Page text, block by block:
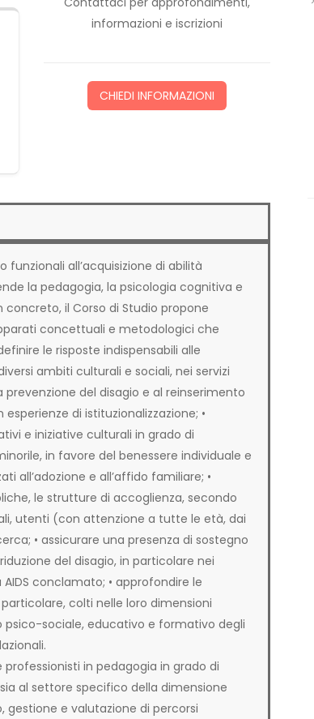
informazioni e iscrizioni
CHIEDI INFORMAZIONI
funzionali all’acquisizione di abilità
la pedagogia, la psicologia cognitiva e
concreto, il Corso di Studio propone
concettuali e metodologici che
le risposte indispensabili alle
ambiti culturali e sociali, nei servizi
del disagio e al reinserimento
di istituzionalizzazione; •
e iniziative culturali in grado di
in favore del benessere individuale e
all’adozione e all’affido familiare; •
le strutture di accoglienza, secondo
utenti (con attenzione a tutte le età, dai
• assicurare una presenza di sostegno
del disagio, in particolare nei
conclamato; • approfondire le
colti nelle loro dimensioni
psico-sociale, educativo e formativo degli
in pedagogia in grado di
al settore specifico della dimensione
e valutazione di percorsi